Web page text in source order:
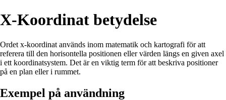
X-Koordinat betydelse
Ordet x-koordinat används inom matematik och kartografi för att
referera till den horisontella positionen eller värden längs en given axel
i ett koordinatsystem. Det är en viktig term för att beskriva positioner
på en plan eller i rummet.
Exempel på användning